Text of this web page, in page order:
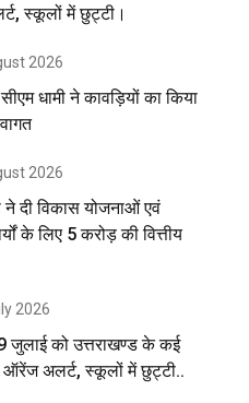
स्कूलों में छुट्टी।
2026
सीएम धामी ने कावड़ियों का किया
2026
ने दी विकास योजनाओं एवं
के लिए 5 करोड़ की वित्तीय
2026
जुलाई को उत्तराखण्ड के कई
ऑरेंज अलर्ट, स्कूलों में छुट्टी..